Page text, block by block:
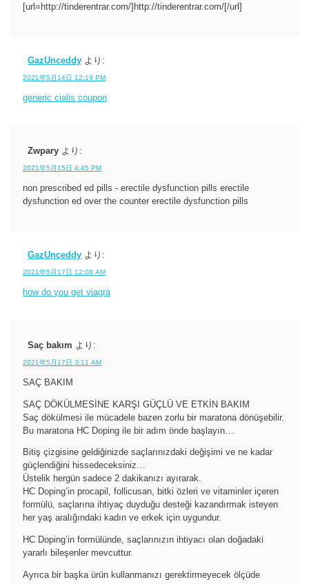
[url=http://tinderentrar.com/]http://tinderentrar.com/[/url]
GazUnceddy より:
2021年5月14日 12:19 PM
generic cialis coupon
Zwpary より:
2021年5月15日 4:45 PM
non prescribed ed pills - erectile dysfunction pills erectile
dysfunction ed over the counter erectile dysfunction pills
GazUnceddy より:
2021年5月17日 12:08 AM
how do you get viagra
Saç bakım より:
2021年5月17日 3:11 AM
SAÇ BAKIM
SAÇ DÖKÜLMESİNE KARŞI GÜÇLÜ VE ETKİN BAKIM
Saç dökülmesi ile mücadele bazen zorlu bir maratona dönüşebilir.
Bu maratona HC Doping ile bir adım önde başlayın…
Bitiş çizgisine geldiğinizde saçlarınızdaki değişimi ve ne kadar
güçlendiğini hissedeceksiniz…
Üstelik hergün sadece 2 dakikanızı ayırarak.
HC Doping’in procapil, follicusan, bitki özleri ve vitaminler içeren
formülü, saçlarına ihtiyaç duyduğu desteği kazandırmak isteyen
her yaş aralığındaki kadın ve erkek için uygundur.
HC Doping’in formülünde, saçlarınızın ihtiyacı olan doğadaki
yararlı bileşenler mevcuttur.
Ayrıca bir başka ürün kullanmanızı gerektirmeyecek ölçüde